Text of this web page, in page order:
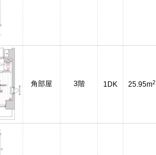
角部屋 3階 1DK 25.95m2